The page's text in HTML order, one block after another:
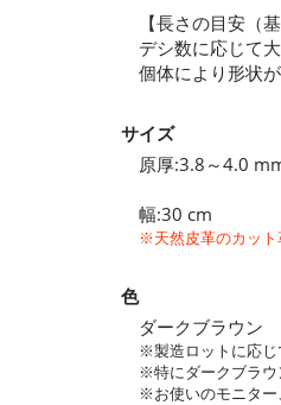
【長さの目安（基
デシ数に応じて
個体により形状
サイズ
原厚:3.8～4.0
幅:30 cm
※天然皮革のカット
色
ダークブラウン
※製造ロットに応じ
※特にダークブラウ
※お使いのモニター